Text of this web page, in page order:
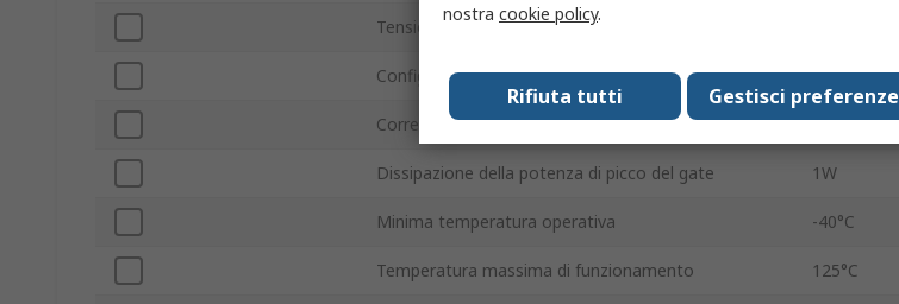
Tensione massima di attivazione del gate Vgt
Configurazione Singolo
Corrente massima di mantenimento Ih 80mA
Dissipazione della potenza di picco del gate 1W
Minima temperatura operativa -40°C
Temperatura massima di funzionamento 125°C
nostra cookie policy.
Gestisci preferenze
Rifiuta tutti